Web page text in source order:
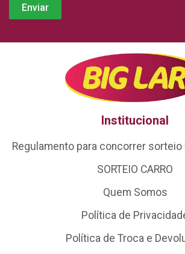
Institucional
Regulamento para concorrer
SORTEIO CARRO
Quem Somos
Política de
Política de Troca e